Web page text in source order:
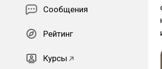
Сообщения
Рейтинг
Курсы